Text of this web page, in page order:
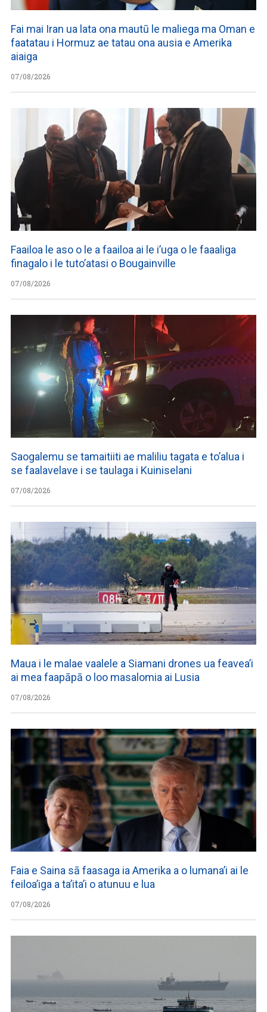
Fai mai Iran ua lata ona mautū le maliega ma Oman e
faatatau i Hormuz ae tatau ona ausia e Amerika
aiaiga
07/08/2026
Faailoa le aso o le a faailoa ai le i’uga o le faaaliga
finagalo i le tuto’atasi o Bougainville
07/08/2026
Saogalemu se tamaitiiti ae maliliu tagata e to’alua i
se faalavelave i se taulaga i Kuiniselani
07/08/2026
Maua i le malae vaalele a Siamani drones ua feavea’i
ai mea faapāpā o loo masalomia ai Lusia
07/08/2026
Faia e Saina sā faasaga ia Amerika a o lumana’i ai le
feiloa’iga a ta’ita’i o atunuu e lua
07/08/2026